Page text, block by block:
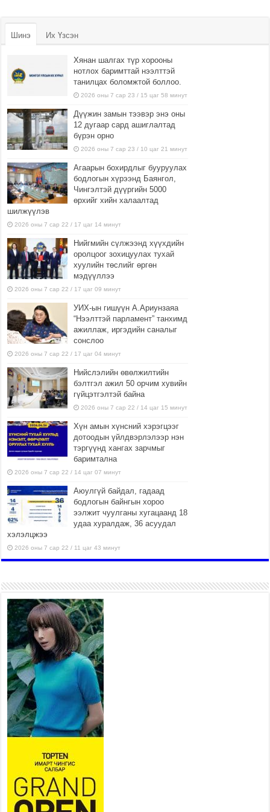
Шинэ Их Үзсэн
Хянан шалгах түр хорооны
нотлох баримттай нээлттэй
танилцах боломжтой боллоо.
2026 оны 7 сар 23 / 15 цаг 58 минут
Дүүжин замын тээвэр энэ оны
12 дугаар сард ашиглалтад
бүрэн орно
2026 оны 7 сар 23 / 10 цаг 21 минут
Агаарын бохирдлыг бууруулах
бодлогын хүрээнд Баянгол,
Чингэлтэй дүүргийн 5000
өрхийг хийн халаалтад
шилжүүлэв
2026 оны 7 сар 22 / 17 цаг 14 минут
Нийгмийн сүлжээнд хүүхдийн
оролцоог зохицуулах тухай
хуулийн төслийг өргөн
мэдүүллээ
2026 оны 7 сар 22 / 17 цаг 09 минут
УИХ-ын гишүүн А.Ариунзаяа
“Нээлттэй парламент” танхимд
ажиллаж, иргэдийн саналыг
сонслоо
2026 оны 7 сар 22 / 17 цаг 04 минут
Нийслэлийн өвөлжилтийн
бэлтгэл ажил 50 орчим хувийн
гүйцэтгэлтэй байна
2026 оны 7 сар 22 / 14 цаг 15 минут
Хүн амын хүнсний хэрэгцээг
дотоодын үйлдвэрлэлээр нэн
тэргүүнд хангах зарчмыг
баримтална
2026 оны 7 сар 22 / 14 цаг 07 минут
Аюулгүй байдал, гадаад
бодлогын байнгын хороо
ээлжит чуулганы хугацаанд 18
удаа хуралдаж, 36 асуудал
хэлэлцжээ
2026 оны 7 сар 22 / 11 цаг 43 минут
боломжтой-Хүүхэд хөгжүүлэх
төв” байгуулах төсөлд төр,
хувийн хэвшлийн түншлэлийн хүрээнд хамтран
ажиллахыг урьж байна
2026 оны 7 сар 22 / 9 цаг 28 минут
Б.Пүрэвдагва: “Урт цагаан”-ыг
залуучууд чөлөөт цагаа
өнгөрүүлдэг, жуулчид зорьж
ирдэг цэг болгоно
2026 оны 7 сар 21 / 16 цаг 47 минут
Тусгай замын автобус /BRT/ төслийн удирдах
хорооны ээлжит хуралдаан боллоо
Ерөнхий сайд Н.Учрал БНХАУ-аас Монгол Улсад
суугаа Элчин сайд Шэнь Миньжюанийг хүлээн
авч уулзав
2026 оны 7 сар 21 / 16 цаг 39 минут